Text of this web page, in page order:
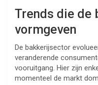
Trends die de
vormgeven
De bakkerijsector
veranderende
vooruitgang. Hier zijn
momenteel de markt